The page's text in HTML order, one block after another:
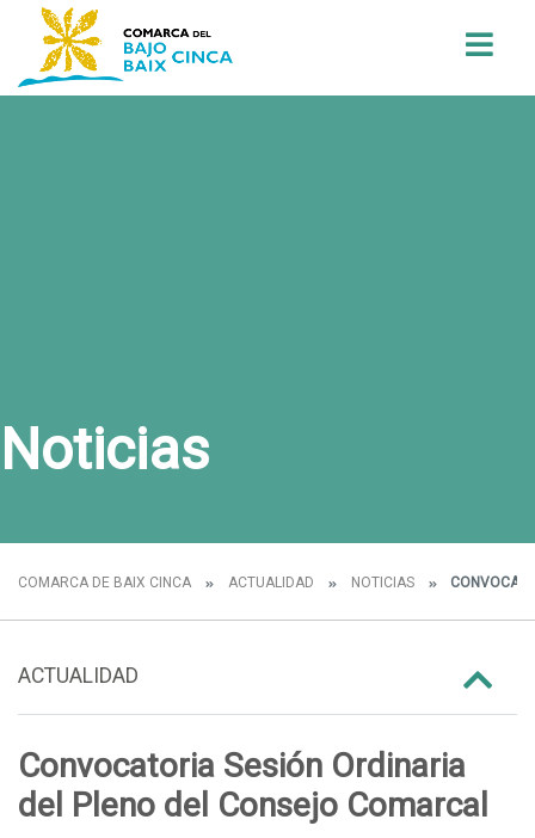
Noticias
COMARCA DE BAIX CINCA ACTUALIDAD NOTICIAS
ACTUALIDAD
Convocatoria Sesión Ordinaria
del Pleno del Consejo Comarcal